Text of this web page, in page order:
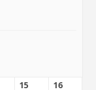
15 16